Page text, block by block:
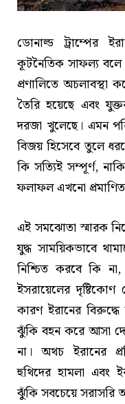
ডোনাল্ড ট্রাম্পের
কূটনৈতিক সাফল্য বলে
প্রণালিতে
তৈরি হয়েছে এবং
দরজা খুলেছে। এমন
বিজয় হিসেবে তুলে
কি সত্যিই সম্পূর্ণ,
ফলাফল এখনো
এই সমঝোতা স্মারক
যুদ্ধ সাময়িকভাবে
নিশ্চিত করবে কি
ইসরায়েলের
কারণ ইরানের বিরুদ্ধে
ঝুঁকি বহন করে আসা
না। অথচ ইরানের
হুথিদের হামলা এবং
ঝুঁকি সবচেয়ে সরাসরি